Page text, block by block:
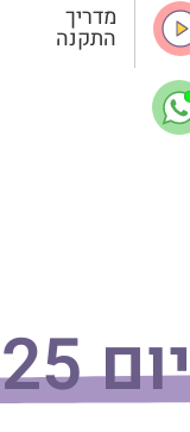
מדריך
התקנה
מ"מ